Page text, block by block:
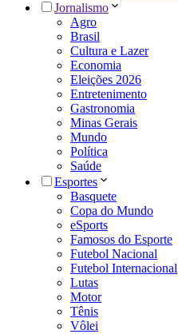
Jornalismo
Agro
Brasil
Cultura e Lazer
Economia
Eleições 2026
Entretenimento
Gastronomia
Minas Gerais
Mundo
Política
Saúde
Esportes
Basquete
Copa do Mundo
eSports
Famosos do Esporte
Futebol Nacional
Futebol Internacional
Lutas
Motor
Tênis
Vôlei